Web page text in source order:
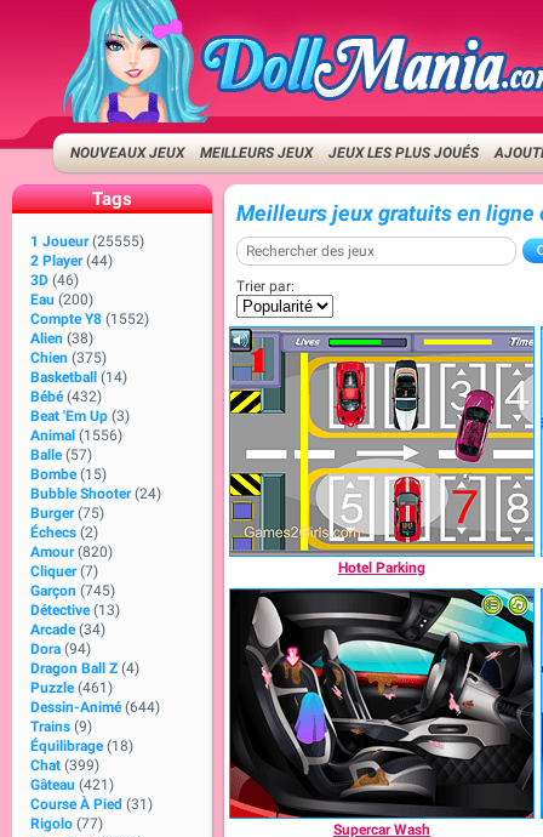
NOUVEAUX JEUX MEILLEURS JEUX JEUX LES PLUS JOUÉS
Tags
1 Joueur (25555)
2 Player (44)
3D (46)
Eau (200)
Compte Y8 (1552)
Alien (38)
Chien (375)
Basketball
(14)
Bébé (432)
Beat 'Em Up (3)
Animal (1556)
Balle (57)
Bombe (15)
Bubble Shooter (24)
Burger (75)
Échecs (2)
Amour (820)
Cliquer (7)
Garçon (745)
Détective (13)
Arcade (34)
Dora (94)
Dragon Ball Z (4)
Puzzle (461)
Dessin-Animé (644)
Trains (9)
Équilibrage (18)
Chat (399)
Gâteau (421)
Course À Pied (31)
Rigolo (77)
Meilleurs jeux gratuits en ligne
Trier par:
Hotel Parking
Supercar Wash